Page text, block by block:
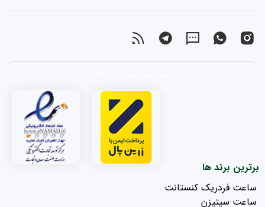
برترین برند ها
ساعت فردریک کنستانت
ساعت سیتیزن